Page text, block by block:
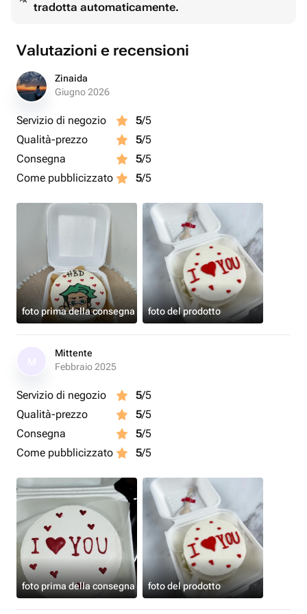
при заказе, либо сообщением.
заказа.
tradotta automaticamente.
Valutazioni e recensioni
Zinaida
Giugno 2026
Servizio di negozio 5/5
Qualità-prezzo
5/5
Consegna
5/5
Come pubblicizzato
5/5
foto prima della consegna foto del prodotto
Mittente
Febbraio 2025
Servizio di negozio 5/5
Qualità-prezzo
5/5
Consegna
5/5
Come pubblicizzato
5/5
foto prima della consegna foto del prodotto